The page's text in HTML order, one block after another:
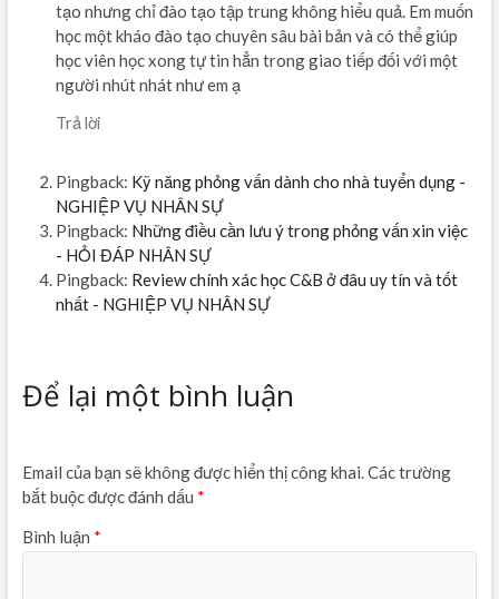
tạo nhưng chỉ đào tạo tập trung không hiểu quả. Em muốn
học một kháo đào tạo chuyên sâu bài bản và có thể giúp
học viên học xong tự tin hẳn trong giao tiếp đối với một
người nhút nhát như em ạ
Trả lời
Pingback: Kỹ năng phỏng vấn dành cho nhà tuyển dụng -
NGHIỆP VỤ NHÂN SỰ
Pingback: Những điều cần lưu ý trong phỏng vấn xin việc
- HỎI ĐÁP NHÂN SỰ
Pingback: Review chính xác học C&B ở đâu uy tín và tốt
nhất - NGHIỆP VỤ NHÂN SỰ
Để lại một bình luận
Email của bạn sẽ không được hiển thị công khai.Các trường
bắt buộc được đánh dấu *
Bình luận *